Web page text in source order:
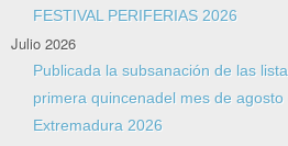
FESTIVAL PERIFERIAS 2026
Julio 2026
Publicada la subsanación de las
primera quincenadel mes de
Extremadura 2026